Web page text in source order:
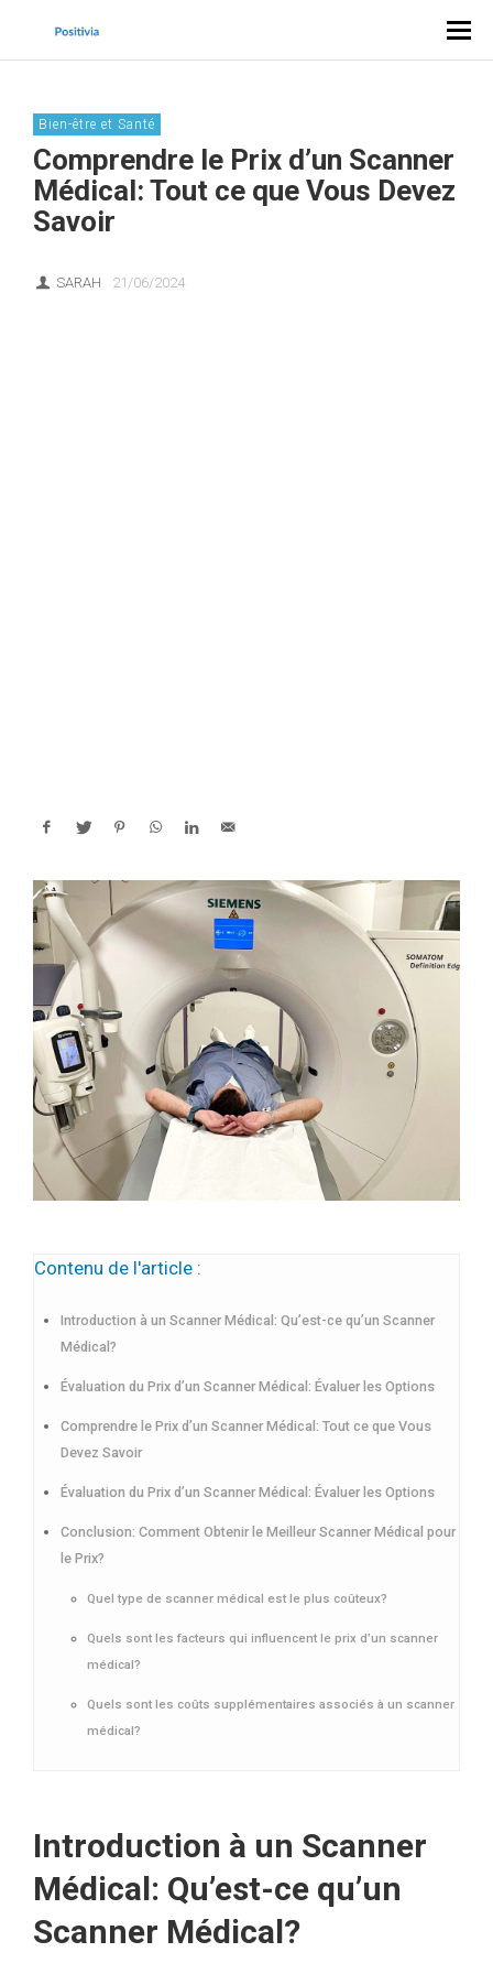
Bien-être et Santé
Comprendre le Prix d’un Scanner
Médical: Tout ce que Vous Devez
Savoir
SARAH 21/06/2024
Contenu de l'article :
Introduction à un Scanner Médical: Qu’est-ce qu’un Scanner
Médical?
Évaluation du Prix d’un Scanner Médical: Évaluer les Options
Comprendre le Prix d’un Scanner Médical: Tout ce que Vous
Devez Savoir
Évaluation du Prix d’un Scanner Médical: Évaluer les Options
Conclusion: Comment Obtenir le Meilleur Scanner Médical pour
le Prix?
Quel type de scanner médical est le plus coûteux?
Quels sont les facteurs qui influencent le prix d’un scanner
médical?
Quels sont les coûts supplémentaires associés à un scanner
médical?
Introduction à un Scanner
Médical: Qu’est-ce qu’un
Scanner Médical?